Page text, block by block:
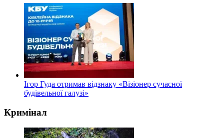
Ігор Гуда отримав відзнаку «Візіонер сучасної
будівельної галузі»
Кримінал